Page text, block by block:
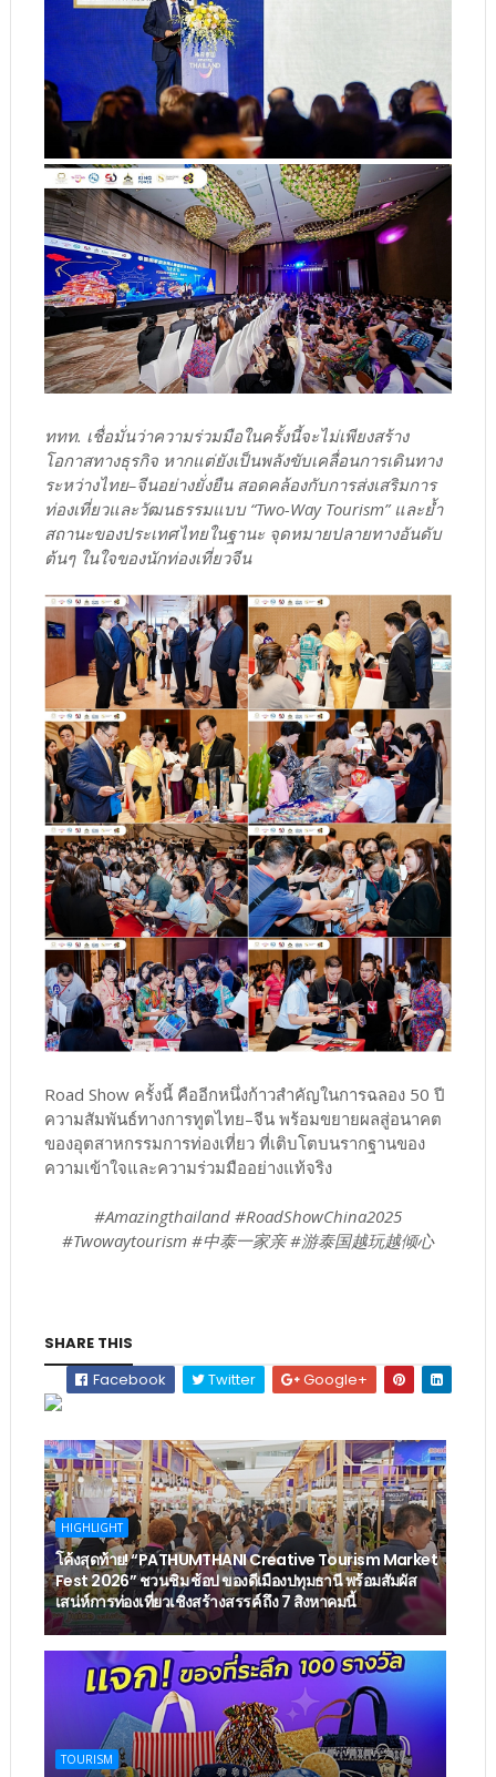
ททท. เชื่อมั่นว่าความร่วมมือในครั้งนี้จะไม่เพียงสร้าง
โอกาสทางธุรกิจ หากแต่ยังเป็นพลังขับเคลื่อนการเดินทาง
ระหว่างไทย–จีนอย่างยั่งยืน สอดคล้องกับการส่งเสริมการ
ท่องเที่ยวและวัฒนธรรมแบบ “Two-Way Tourism” และย้ำ
สถานะของประเทศไทยในฐานะ จุดหมายปลายทางอันดับ
ต้นๆ ในใจของนักท่องเที่ยวจีน
Road Show ครั้งนี้ คืออีกหนึ่งก้าวสำคัญในการฉลอง 50 ปี
ความสัมพันธ์ทางการทูตไทย–จีน พร้อมขยายผลสู่อนาคต
ของอุตสาหกรรมการท่องเที่ยว ที่เติบโตบนรากฐานของ
ความเข้าใจและความร่วมมืออย่างแท้จริง
#Amazingthailand #RoadShowChina2025
#Twowaytourism #中泰一家亲 #游泰国越玩越倾心
SHARE THIS
Facebook
Twitter Google+
HIGHLIGHT
โค้งสุดท้าย! “PATHUMTHANI Creative Tourism Market
Fest 2026” ชวนชิม ช้อป ของดีเมืองปทุมธานี พร้อมสัมผัส
เสน่ห์การท่องเที่ยวเชิงสร้างสรรค์ ถึง 7 สิงหาคมนี้
TOURISM